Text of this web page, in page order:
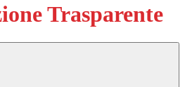
Trasparente